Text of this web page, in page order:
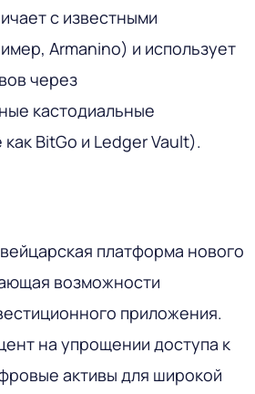
с известными
Armanino) и использует
через
кастодиальные
BitGo и Ledger Vault).
платформа нового
возможности
приложения.
на упрощении доступа к
активы для широкой